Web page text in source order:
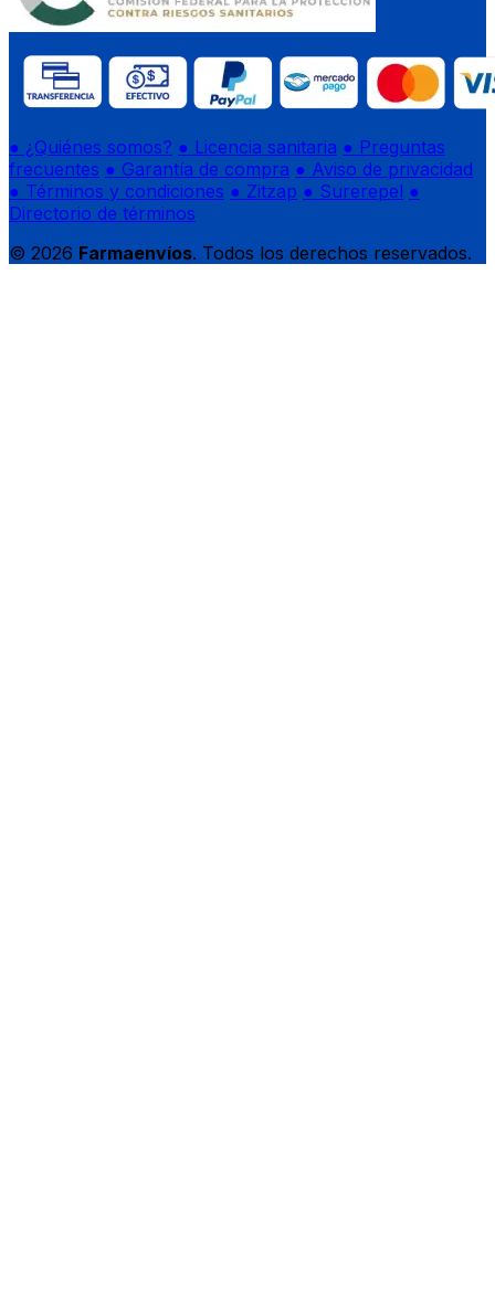
● ¿Quiénes somos? ● Licencia sanitaria ● Preguntas
frecuentes ● Garantía de compra ● Aviso de privacidad
● Términos y condiciones ● Zitzap ● Surerepel ●
Directorio de términos
© 2026 Farmaenvíos. Todos los derechos reservados.